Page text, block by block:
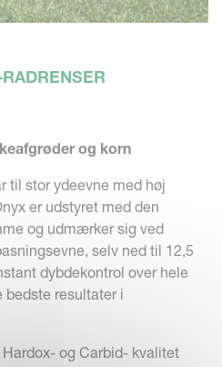
og korn
til stor ydeevne med høj
er udstyret med den
og udmærker sig ved
selv ned til 12,5
dybdekontrol over hele
bedste resultater i
og Carbid- kvalitet